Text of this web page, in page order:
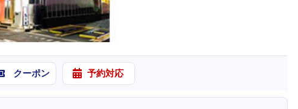
クーポン 予約対応